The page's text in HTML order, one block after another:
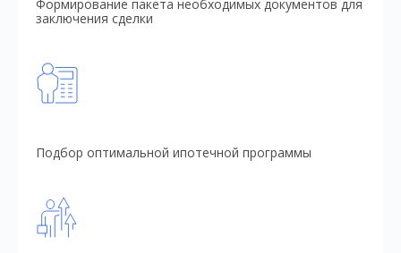
Формирование пакета необходимых документов для
заключения сделки
Подбор оптимальной ипотечной программы